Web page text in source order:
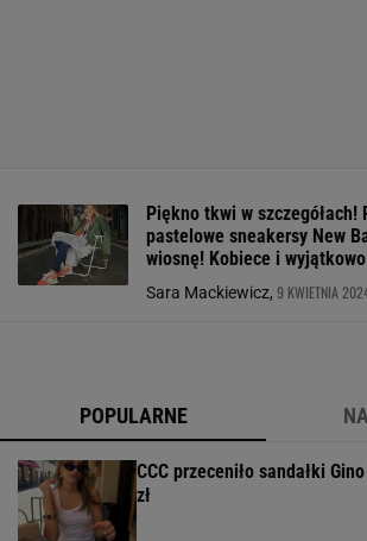
Piękno tkwi w szczegółach!
pastelowe sneakersy New
wiosnę! Kobiece i
Sara Mackiewicz, 9 KWIETNIA
POPULARNE
CCC przeceniło sandałki
zł